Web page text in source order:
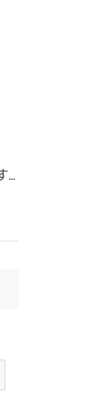
青森観光通店の買取です。